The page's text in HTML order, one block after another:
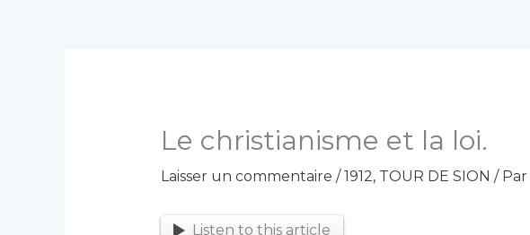
Le christianisme et la loi.
Laisser un commentaire / 1912, TOUR DE SION / Par
Listen to this article